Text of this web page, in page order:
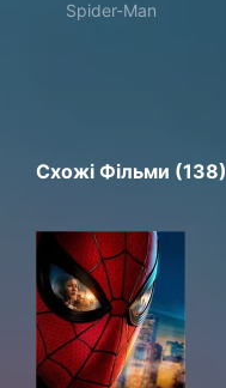
Spider-Man
Схожі Фільми (138)